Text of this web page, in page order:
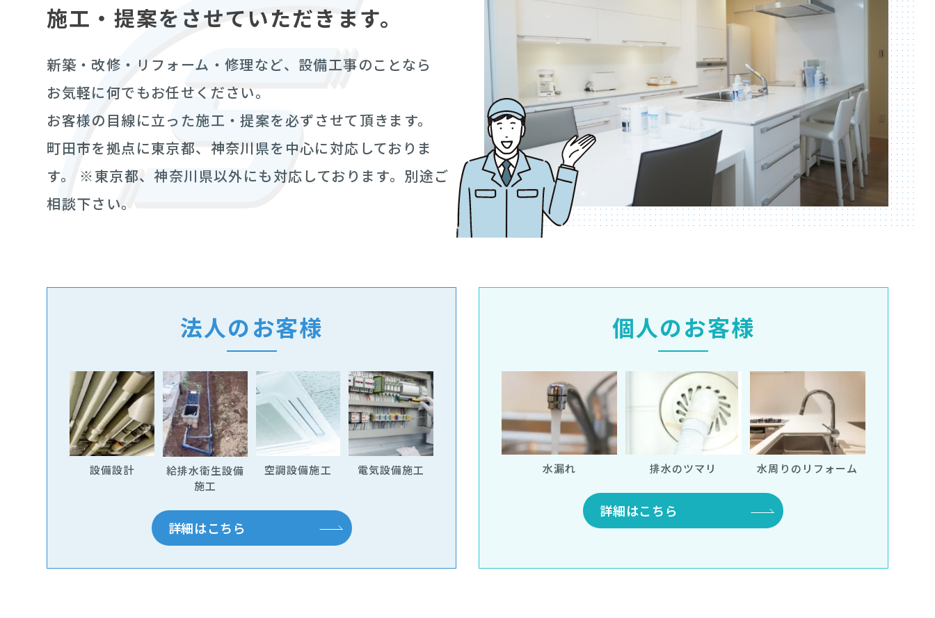
施工・提案をさせていただきます。
新築・改修・リフォーム・修理など、設備工事のことなら
お気軽に何でもお任せください。
お客様の目線に立った施工・提案を必ずさせて頂きます。
町田市を拠点に東京都、神奈川県を中心に対応しておりま
す。
※東京都、神奈川県以外にも対応しております。別途ご
相談下さい。
法人のお客様
設備設計
給排水衛生設備
施工
空調設備施工 電気設備施工
詳細はこちら
個人のお客様
水漏れ 排水のツマリ 水周りのリフォーム
詳細はこちら